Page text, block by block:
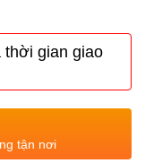
thời gian giao
tận nơi